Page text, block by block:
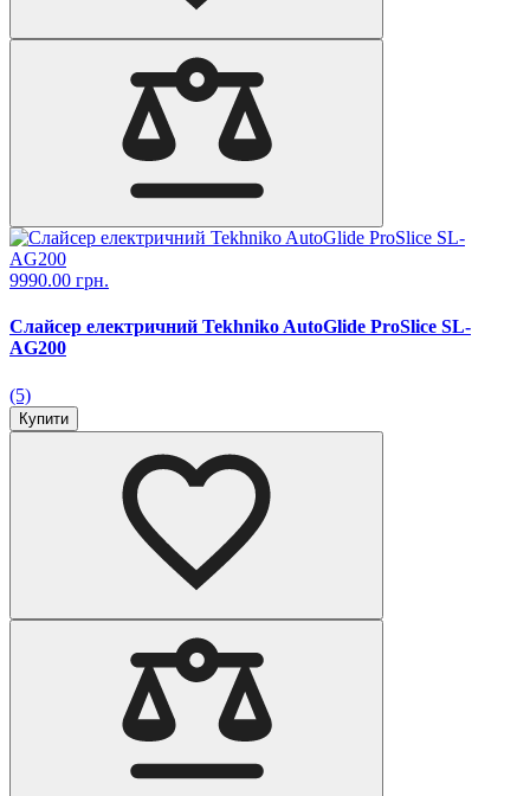
9990.00 грн.
Слайсер електричний Tekhniko AutoGlide ProSlice SL-
AG200
(5)
Купити